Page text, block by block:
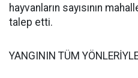
hayvanların sayısının
talep etti.
YANGININ TÜM